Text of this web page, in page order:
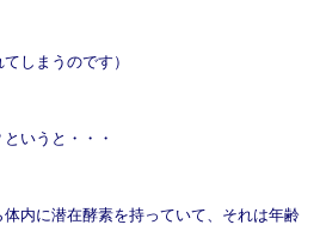
しまうのです）
いうと・・・
体内に潜在酵素を持っていて、それは年齢